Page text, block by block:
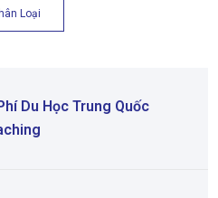
Loại
Du Học Trung Quốc